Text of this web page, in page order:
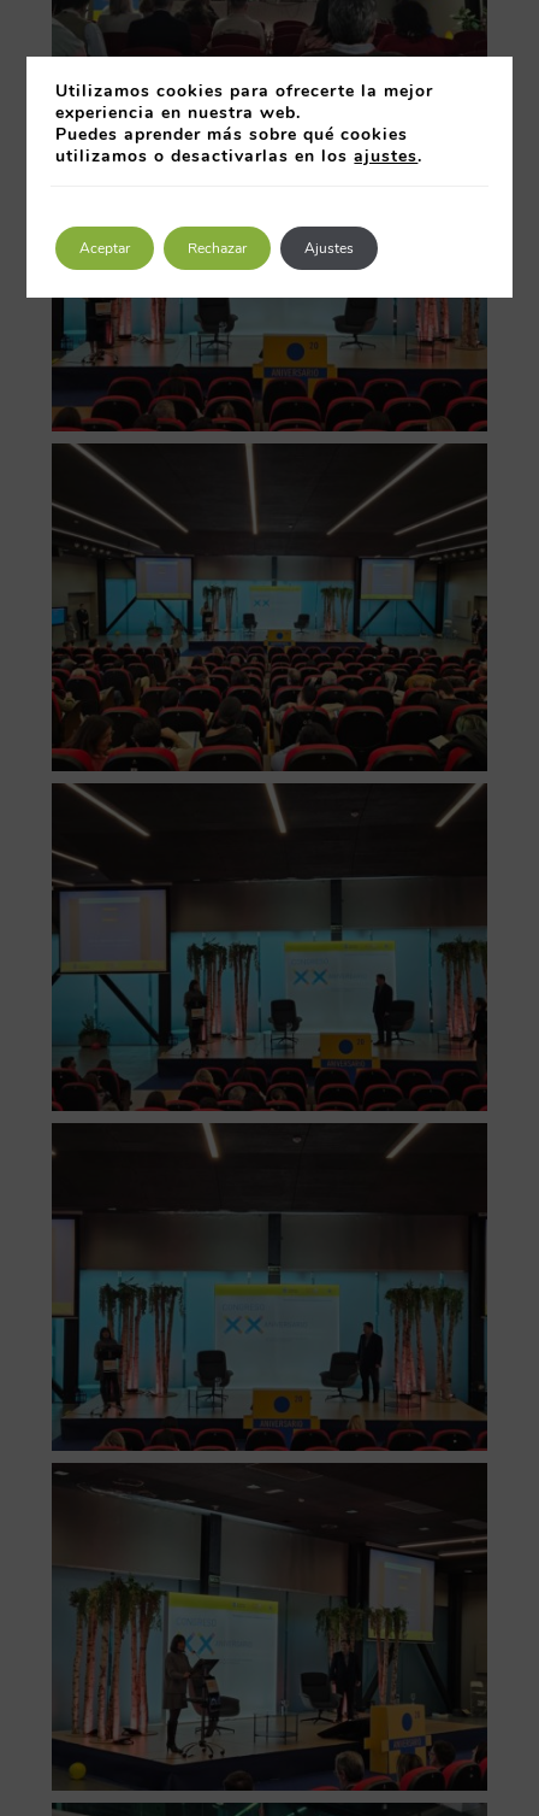
Utilizamos cookies para ofrecerte la mejor
experiencia en nuestra web.
Puedes aprender más sobre qué cookies
utilizamos o desactivarlas en losajustes.
Aceptar Rechazar Ajustes